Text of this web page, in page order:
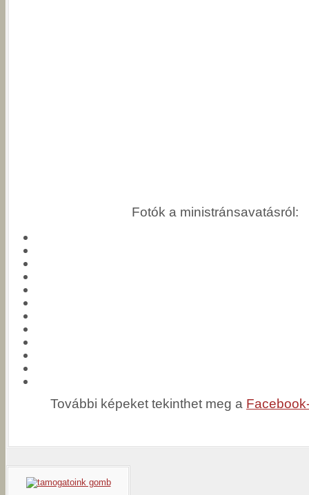
Fotók a ministránsavatásról:
További képeket tekinthet meg a